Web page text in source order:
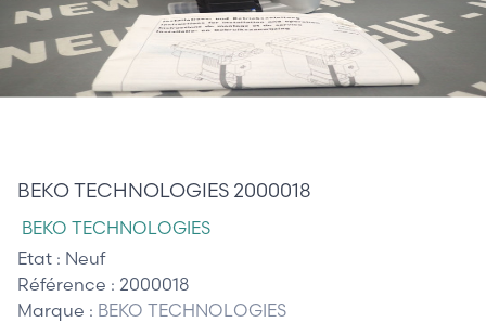
BEKO TECHNOLOGIES 2000018
BEKO TECHNOLOGIES
Etat : Neuf
Référence : 2000018
Marque : BEKO TECHNOLOGIES